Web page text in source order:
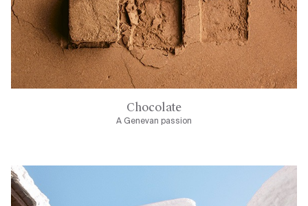
Chocolate
A Genevan passion